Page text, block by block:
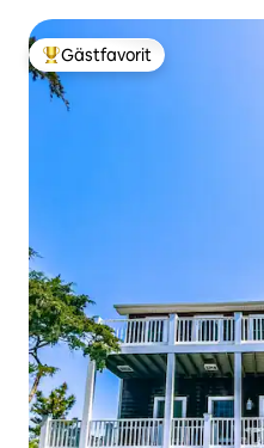
Populär gästfavorit
Gästfavorit